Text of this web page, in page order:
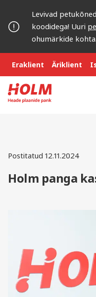
Levivad
koodidega! Uuri
ohumärkide kohta.
Eraklient Äriklient
Postitatud 12.11.2024
Holm panga